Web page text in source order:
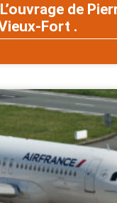
de
Fort .